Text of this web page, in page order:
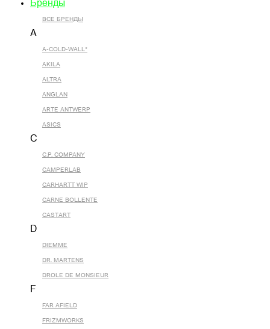
Бренды
ВСЕ БРЕНДЫ
A
A-COLD-WALL*
AKILA
ALTRA
ANGLAN
ARTE ANTWERP
ASICS
C
C.P. COMPANY
CAMPERLAB
CARHARTT WIP
CARNE BOLLENTE
CASTART
D
DIEMME
DR. MARTENS
DROLE DE MONSIEUR
F
FAR AFIELD
FRIZMWORKS